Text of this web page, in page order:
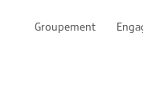
Groupement